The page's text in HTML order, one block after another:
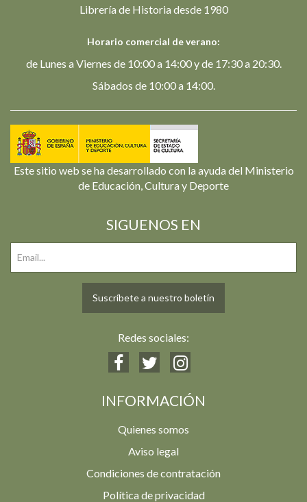
Librería de Historia desde 1980
Horario comercial de verano:
de Lunes a Viernes de 10:00 a 14:00 y de 17:30 a 20:30.
Sábados de 10:00 a 14:00.
Este sitio web se ha desarrollado con la ayuda del Ministerio
de Educación, Cultura y Deporte
SIGUENOS EN
Suscríbete a nuestro boletín
Redes sociales:
INFORMACIÓN
Quienes somos
Aviso legal
Condiciones de contratación
Política de privacidad